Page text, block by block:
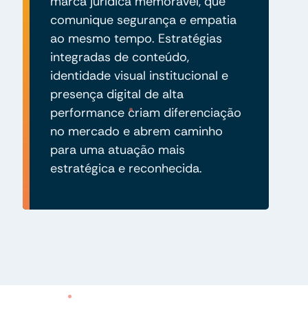
comunique segurança e empatia
ao mesmo tempo. Estratégias
integradas de conteúdo,
identidade visual institucional e
presença digital de alta
performance criam diferenciação
no mercado e abrem caminho
para uma atuação mais
estratégica e reconhecida.